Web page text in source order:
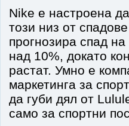
Nike е настроена
този низ от
прогнозира спад
над 10%, докато
растат. Умно е
маркетинга за
да губи дял от
само за спортни